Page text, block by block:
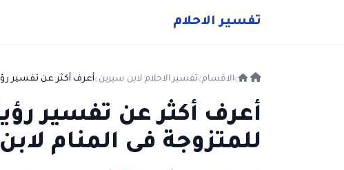
تفسير الاحلام
الاقسام تفسير الاحلام لابن سيرين أعرف أكثر عن تفسير
أعرف أكثر عن تفسير
للمتزوجة فى المنام